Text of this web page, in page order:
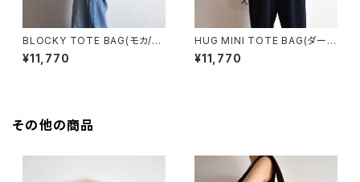
BLOCKY TOTE BAG(モカ/ブ
ラウン)
¥11,770
HUG MINI TOTE BAG(ダーク
グレー)
¥11,770
その他の商品